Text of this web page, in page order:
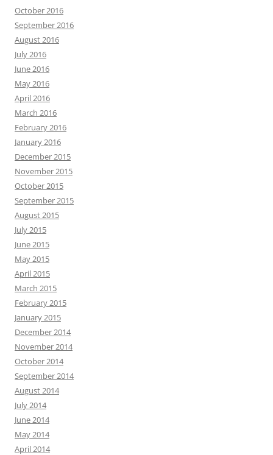
October 2016
September 2016
August 2016
July 2016
June 2016
May 2016
April 2016
March 2016
February 2016
January 2016
December 2015
November 2015
October 2015
September 2015
August 2015
July 2015
June 2015
May 2015
April 2015
March 2015
February 2015
January 2015
December 2014
November 2014
October 2014
September 2014
August 2014
July 2014
June 2014
May 2014
April 2014